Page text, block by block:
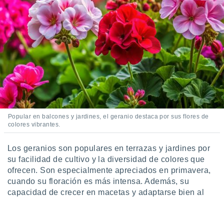
Popular en balcones y jardines, el geranio destaca por sus flores de
colores vibrantes.
Los geranios son populares en terrazas y jardines por
su facilidad de cultivo y la diversidad de colores que
ofrecen. Son especialmente apreciados en primavera,
cuando su floración es más intensa. Además, su
capacidad de crecer en macetas y adaptarse bien al